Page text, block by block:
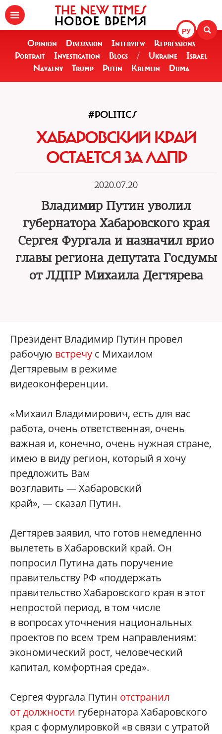
РУ
THE NEW TIMES
НОВОЕ ВРЕМЯ
Opinion Discussion Interview
Repressions
Portrait
Investigation Blogs / Ukraine
Israel
Navalny
Trump Putin Kremlin Duma
#POLITICS
ХАБАРОВСКИЙ КРАЙ
ОСТАЕТСЯ ЗА ЛДПР
2020.07.20
Владимир Путин уволил
губернатора Хабаровского края
Сергея Фургала и назначил врио
главы региона депутата Госдумы
от ЛДПР Михаила Дегтярева
Президент Владимир Путин провел
рабочую встречу с Михаилом
Дегтяревым в режиме
видеоконференции.
«Михаил Владимирович, есть для вас
работа, очень ответственная, очень
важная и, конечно, очень нужная стране,
имею в виду регион, который я хочу
предложить Вам
возглавить — Хабаровский
край», — сказал Путин.
Дегтярев заявил, что готов немедленно
вылететь в Хабаровский край. Он
попросил Путина дать поручение
правительству РФ «поддержать
правительство Хабаровского края в этот
непростой период, в том числе
в вопросах уточнения национальных
проектов по всем трем направлениям:
экономический рост, человеческий
капитал, комфортная среда».
Сергея Фургала Путин отстранил
от должности губернатора Хабаровского
края с формулировкой «в связи с утратой